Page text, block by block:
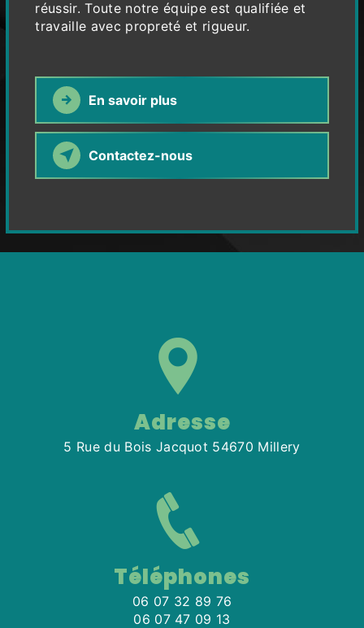
réussir. Toute notre équipe est qualifiée et
travaille avec propreté et rigueur.
En savoir plus
Contactez-nous
Adresse
5 Rue du Bois Jacquot 54670 Millery
Téléphones
06 07 32 89 76
06 07 47 09 13